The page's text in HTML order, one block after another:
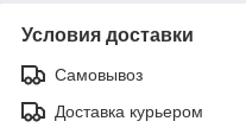
Условия доставки
Самовывоз
Доставка курьером